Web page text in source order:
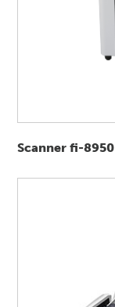
Scanner fi-8950